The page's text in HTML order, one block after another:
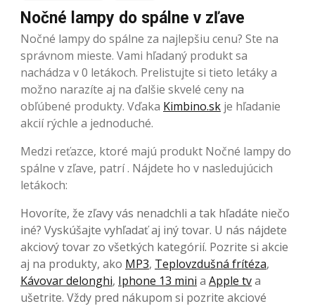
Nočné lampy do spálne v zľave
Nočné lampy do spálne za najlepšiu cenu? Ste na
správnom mieste. Vami hľadaný produkt sa
nachádza v 0 letákoch. Prelistujte si tieto letáky a
možno narazíte aj na ďalšie skvelé ceny na
obľúbené produkty. Vďaka Kimbino.sk je hľadanie
akcií rýchle a jednoduché.
Medzi reťazce, ktoré majú produkt Nočné lampy do
spálne v zľave, patrí . Nájdete ho v nasledujúcich
letákoch:
Hovoríte, že zľavy vás nenadchli a tak hľadáte niečo
iné? Vyskúšajte vyhľadať aj iný tovar. U nás nájdete
akciový tovar zo všetkých kategórií. Pozrite si akcie
aj na produkty, ako MP3, Teplovzdušná frítéza,
Kávovar delonghi, Iphone 13 mini a Apple tva
ušetrite. Vždy pred nákupom si pozrite akciové